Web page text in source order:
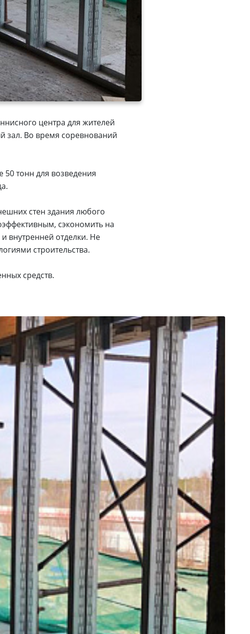
центра для жителей
зал. Во время соревнований
тонн для возведения
стен здания любого
сэкономить на
внутренней отделки. Не
строительства.
средств.